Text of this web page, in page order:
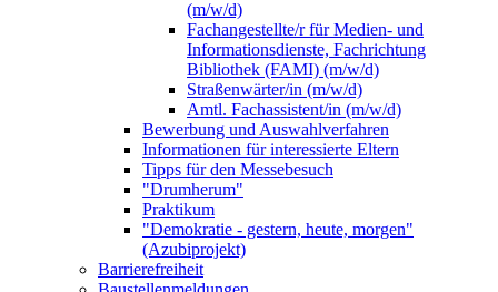
(m/w/d)
Fachangestellte/r für Medien- und
Informationsdienste, Fachrichtung
Bibliothek (FAMI) (m/w/d)
Straßenwärter/in (m/w/d)
Amtl. Fachassistent/in (m/w/d)
Bewerbung und Auswahlverfahren
Informationen für interessierte Eltern
Tipps für den Messebesuch
"Drumherum"
Praktikum
"Demokratie - gestern, heute, morgen"
(Azubiprojekt)
Barrierefreiheit